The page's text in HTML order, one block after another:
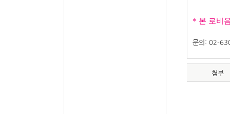
* 본 로비
문의: 02-
첨부